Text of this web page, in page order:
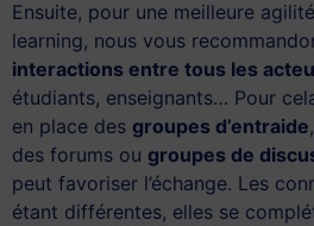
Ensuite, pour une meilleure
learning, nous vous
interactions entre tous les
étudiants, enseignants… Pour
en place des groupes d’entraide
des forums ou groupes de
peut favoriser l’échange. Les
étant différentes, elles se